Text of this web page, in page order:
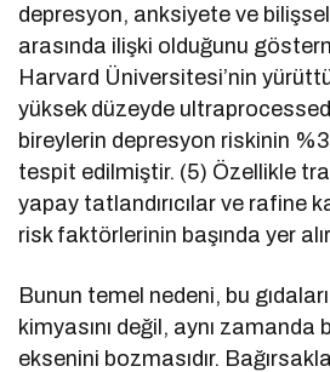
depresyon, anksiyete ve
arasında ilişki olduğunu
Harvard Üniversitesi’nin
yüksek düzeyde
bireylerin depresyon riskinin
tespit edilmiştir. (5) Özellikle
yapay tatlandırıcılar ve rafine
risk faktörlerinin başında yer
Bunun temel nedeni, bu
kimyasını değil, aynı zamanda
eksenini bozmasıdır.